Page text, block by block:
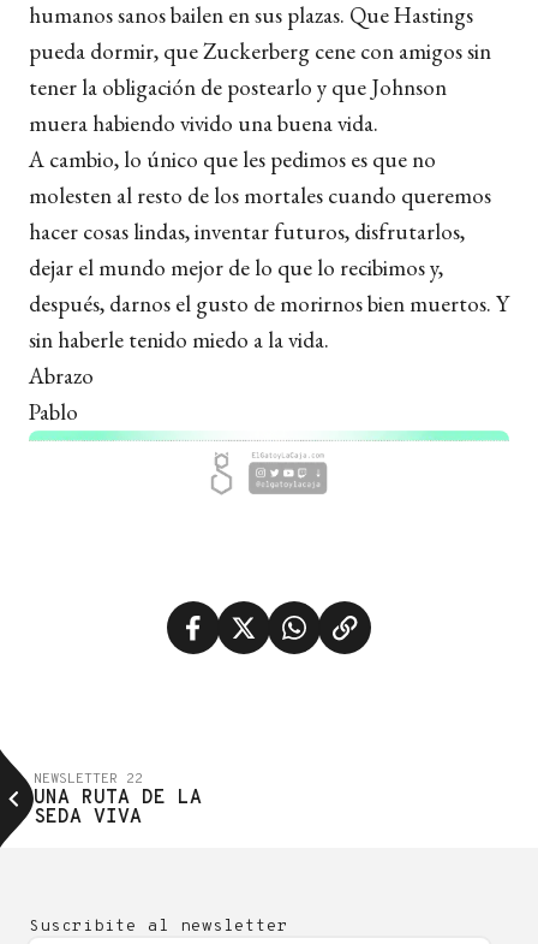
humanos sanos bailen en sus plazas. Que Hastings
pueda dormir, que Zuckerberg cene con amigos sin
tener la obligación de postearlo y que Johnson
muera habiendo vivido una buena vida.
A cambio, lo único que les pedimos es que no
molesten al resto de los mortales cuando queremos
hacer cosas lindas, inventar futuros, disfrutarlos,
dejar el mundo mejor de lo que lo recibimos y,
después, darnos el gusto de morirnos bien muertos. Y
sin haberle tenido miedo a la vida.
Abrazo
Pablo
NEWSLETTER 22
UNA RUTA DE LA
SEDA VIVA
Suscribite al newsletter